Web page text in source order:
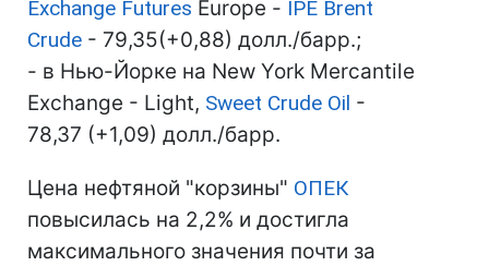
Exchange Futures Europe - IPE Brent
Crude - 79,35(+0,88) долл./барр.;
- в Нью-Йорке на New York Mercantile
Exchange - Light, Sweet Crude Oil -
78,37 (+1,09) долл./барр.
Цена нефтяной "корзины" ОПЕК
повысилась на 2,2% и достигла
максимального значения почти за